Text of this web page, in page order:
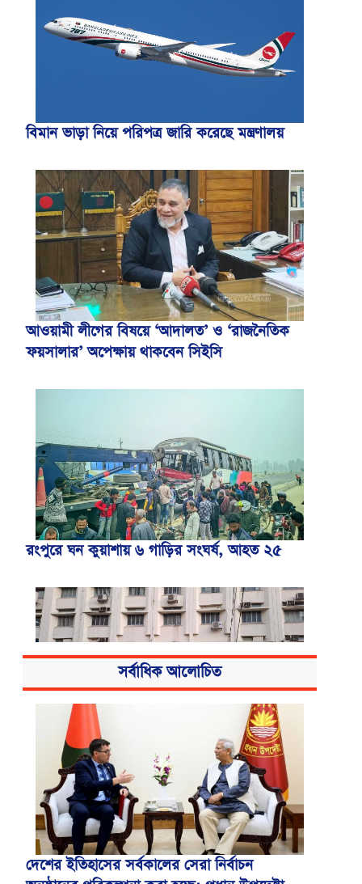
বিমান ভাড়া নিয়ে পরিপত্র জারি করেছে মন্ত্রণালয়
আওয়ামী লীগের বিষয়ে ‘আদালত’ ও ‘রাজনৈতিক
ফয়সালার’ অপেক্ষায় থাকবেন সিইসি
রংপুরে ঘন কুয়াশায় ৬ গাড়ির সংঘর্ষ, আহত ২৫
বিএসএমএমইউয়ের নতুন নাম বাংলাদেশ
মেডিকেল বিশ্ববিদ্যালয়
সর্বাধিক আলোচিত
দেশের ইতিহাসের সর্বকালের সেরা নির্বাচন